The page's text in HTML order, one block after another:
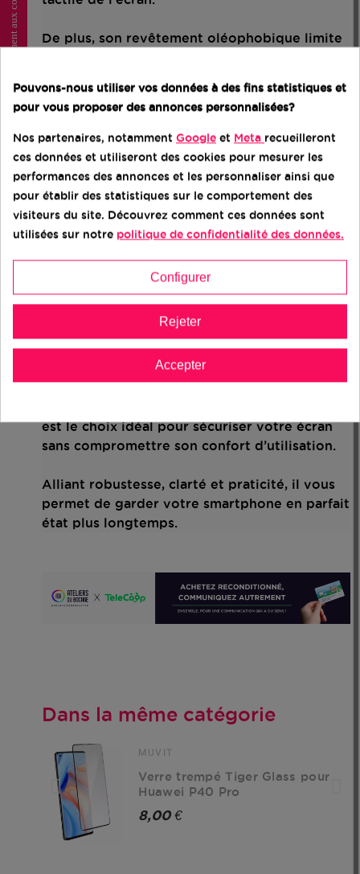
De plus, son revêtement oléophobique limite
Avantages du produit
- Protection efficace contre les chocs, rayures
et impacts
- Dureté 9H pour une résistance maximale
- Transparence totale pour conserver la
qualité visuelle de l’écran
- Sensibilité tactile préservée pour une
navigation fluide
- Revêtement anti-traces de doigts et
nettoyage simplifié
- Installation simple et ajustement précis sur
le Huawei P40
est le choix idéal pour sécuriser votre écran
sans compromettre son confort d’utilisation.
Alliant robustesse, clarté et praticité, il vous
permet de garder votre smartphone en parfait
état plus longtemps.
Dans la même catégorie
MUVIT
Verre trempé Tiger Glass pour
Huawei P40 Pro
8,00 €
Pouvons-nous utiliser vos données à des fins statistiques et
pour vous proposer des annonces personnalisées?
Nos partenaires, notamment Google et Meta recueilleront
ces données et utiliseront des cookies pour mesurer les
performances des annonces et les personnaliser ainsi que
pour établir des statistiques sur le comportement des
visiteurs du site. Découvrez comment ces données sont
utilisées sur notre politique de confidentialité des données.
Configurer
Rejeter
Accepter
Consentement aux cookies